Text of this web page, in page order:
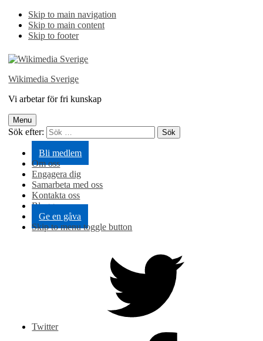
Skip to main navigation
Skip to main content
Skip to footer
Wikimedia Sverige
Vi arbetar för fri kunskap
Menu
Sök efter:
Bli medlem
Om oss
Engagera dig
Samarbeta med oss
Kontakta oss
Blogg
Ge en gåva
Skip to menu toggle button
Twitter